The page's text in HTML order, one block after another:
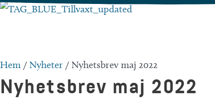
Hoppa
Hem / Nyheter / Nyhetsbrev maj 2022
Nyhetsbrev maj 2022